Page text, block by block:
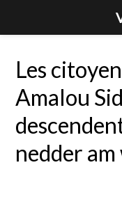
Les
Amalou
nedder